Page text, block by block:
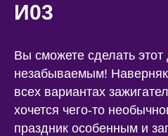
И03
Вы сможете сделать
незабываемым!
всех вариантах
хочется чего-то
праздник особенным и